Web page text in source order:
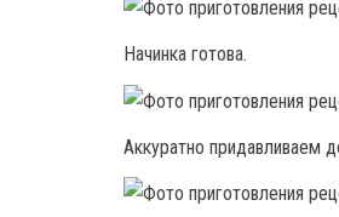
Начинка готова.
Аккуратно придавливаем